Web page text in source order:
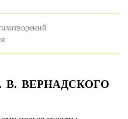
В. ВЕРНАДСКОГО